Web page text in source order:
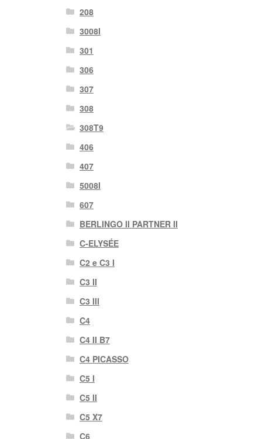
208
3008I
301
306
307
308
308T9
406
407
5008I
607
BERLINGO II PARTNER II
C-ELYSÉE
C2 e C3 I
C3 II
C3 III
C4
C4 II B7
C4 PICASSO
C5 I
C5 II
C5 X7
C6